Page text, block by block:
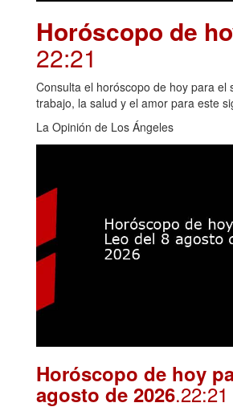
Horóscopo de
22:21
Consulta el horóscopo de hoy para
trabajo, la salud y el amor para este
La Opinión de Los Ángeles
Horóscopo de hoy
agosto de 2026.22:21